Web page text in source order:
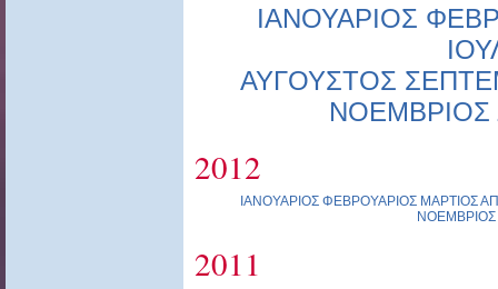
ΙΑΝΟΥΑΡΙΟΣ
ΑΥΓΟΥΣΤΟΣ
ΝΟΕΜΒΡΙΟΣ
2012
ΙΑΝΟΥΑΡΙΟΣ ΦΕΒΡΟΥΑΡΙΟΣ ΜΑΡΤΙΟΣ
ΝΟΕΜΒΡΙΟΣ
2011